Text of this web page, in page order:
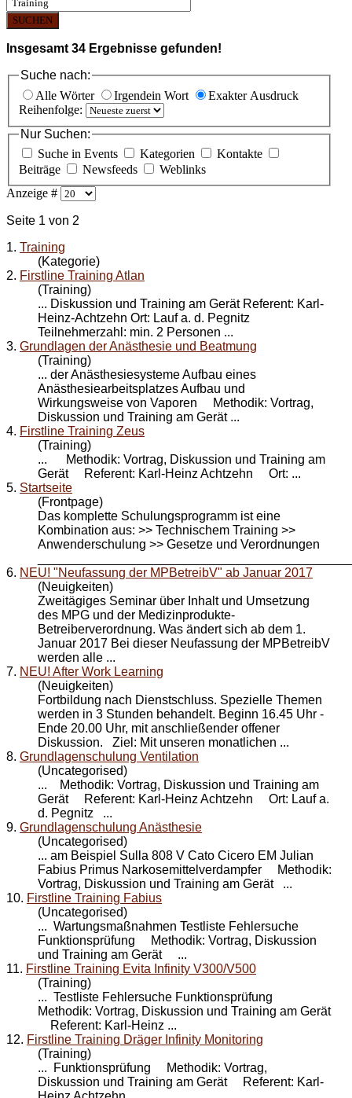
SUCHEN
Insgesamt 34 Ergebnisse gefunden!
Suche nach:
Alle Wörter
Irgendein Wort
Exakter Ausdruck
Reihenfolge:
Nur Suchen:
Suche in Events
Kategorien
Kontakte
Beiträge
Newsfeeds
Weblinks
Anzeige #
Seite 1 von 2
1. Training
(Kategorie)
2. Firstline Training Atlan
(Training)
... Diskussion und Training am Gerät Referent: Karl-
Heinz-Achtzehn Ort: Lauf a. d. Pegnitz
Teilnehmerzahl: min. 2 Personen ...
3. Grundlagen der Anästhesie und Beatmung
(Training)
... der Anästhesiesysteme Aufbau eines
Anästhesiearbeitsplatzes Aufbau und
Wirkungsweise von Vaporen Methodik: Vortrag,
Diskussion und Training am Gerät ...
4. Firstline Training Zeus
(Training)
... Methodik: Vortrag, Diskussion und Training am
Gerät Referent: Karl-Heinz Achtzehn Ort: ...
5. Startseite
(Frontpage)
Das komplette Schulungsprogramm ist eine
Kombination aus: >> Technischem Training >>
Anwenderschulung >> Gesetze und Verordnungen
6. NEU! "Neufassung der MPBetreibV" ab Januar 2017
(Neuigkeiten)
Zweitägiges Seminar über Inhalt und Umsetzung
des MPG und der Medizinprodukte-
Betreiberverordnung. Was ändert sich ab dem 1.
Januar 2017 Bei dieser Neufassung der MPBetreibV
werden alle ...
7. NEU! After Work Learning
(Neuigkeiten)
Fortbildung nach Dienstschluss. Spezielle Themen
werden in 3 Stunden behandelt. Beginn 16.45 Uhr -
Ende 20.00 Uhr, mit anschließender offener
Diskussion. Ziel: Mit unseren monatlichen ...
8. Grundlagenschulung Ventilation
(Uncategorised)
... Methodik: Vortrag, Diskussion und Training am
Gerät Referent: Karl-Heinz Achtzehn Ort: Lauf a.
d. Pegnitz ...
9. Grundlagenschulung Anästhesie
(Uncategorised)
... am Beispiel Sulla 808 V Cato Cicero EM Julian
Fabius Primus Narkosemittelverdampfer Methodik:
Vortrag, Diskussion und Training am Gerät ...
10. Firstline Training Fabius
(Uncategorised)
... Wartungsmaßnahmen Testliste Fehlersuche
Funktionsprüfung Methodik: Vortrag, Diskussion
und Training am Gerät ...
11. Firstline Training Evita Infinity V300/V500
(Training)
... Testliste Fehlersuche Funktionsprüfung
Methodik: Vortrag, Diskussion und Training am Gerät
Referent: Karl-Heinz ...
12. Firstline Training Dräger Infinity Monitoring
(Training)
... Funktionsprüfung Methodik: Vortrag,
Diskussion und Training am Gerät Referent: Karl-